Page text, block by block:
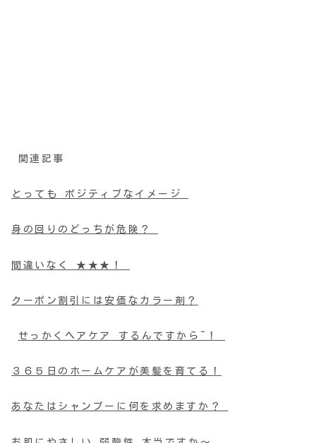
関連記事
とっても ポジティブなイメージ
身の回りのどっちが危険？
間違いなく ★★★！
クーポン割引には安価なカラー剤？
せっかくヘアケア するんですから~！
３６５日のホームケアが美髪を育てる！
あなたはシャンプーに何を求めますか？